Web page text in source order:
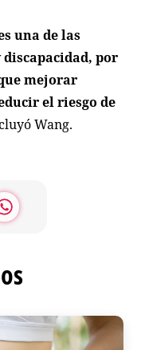
una de las
por
mejorar
el riesgo de
Wang.